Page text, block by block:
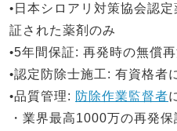
• 日本シロアリ対策協会認定
証された薬剤のみ
•5年間保証: 再発時の無償
•認定防除士施工 : 有資格者
•品質管理: 防除作業監督者
・業界最高1000万の再発保